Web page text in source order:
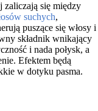
zaliczają się między
suchych,
puszące się włosy i
składnik wnikający
i nada połysk, a
Efektem będą
w dotyku pasma.